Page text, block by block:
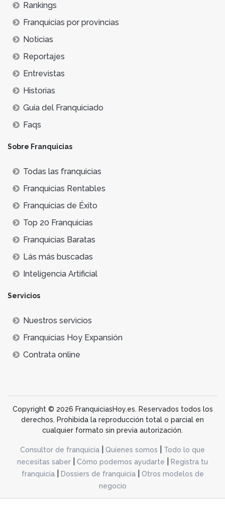
Rankings
Franquicias por provincias
Noticias
Reportajes
Entrevistas
Historias
Guía del Franquiciado
Faqs
Sobre Franquicias
Todas las franquicias
Franquicias Rentables
Franquicias de Éxito
Top 20 Franquicias
Franquicias Baratas
Lás más buscadas
Inteligencia Artificial
Servicios
Nuestros servicios
Franquicias Hoy Expansión
Contrata online
Copyright © 2026 FranquiciasHoy.es. Reservados todos los
derechos. Prohibida la reproducción total o parcial en
cualquier formato sin previa autorización.
Consultor de franquicia Quienes somos
Todo lo que
necesitas saber
Cómo podemos ayudarte
Registra tu
franquicia| Dossiers de franquicia|
Otros modelos de
negocio